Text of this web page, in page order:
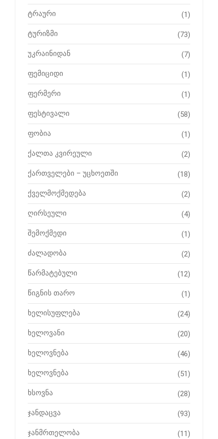
ტრაური (1)
ტურიზმი (73)
უკრაინიდან (7)
ფემიციდი (1)
ფერმერი (1)
ფესტივალი (58)
ფობია (1)
ქალთა კვირეული (2)
ქართველები – უცხოეთში (18)
ქველმოქმედება (2)
ღირსეული (4)
შემოქმედი (1)
ძალადობა (2)
წარმატებული (12)
წიგნის თარო (1)
ხელისუფლება (24)
ხელოვანი (20)
ხელოვნება (46)
ხელოვნება (51)
ხსოვნა (28)
ჯანდაცვა (93)
ჯანმრთელობა (11)